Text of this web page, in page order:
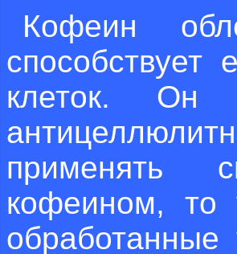
Кофеин
клеток. Он
применять
кофеином, то
обработанные